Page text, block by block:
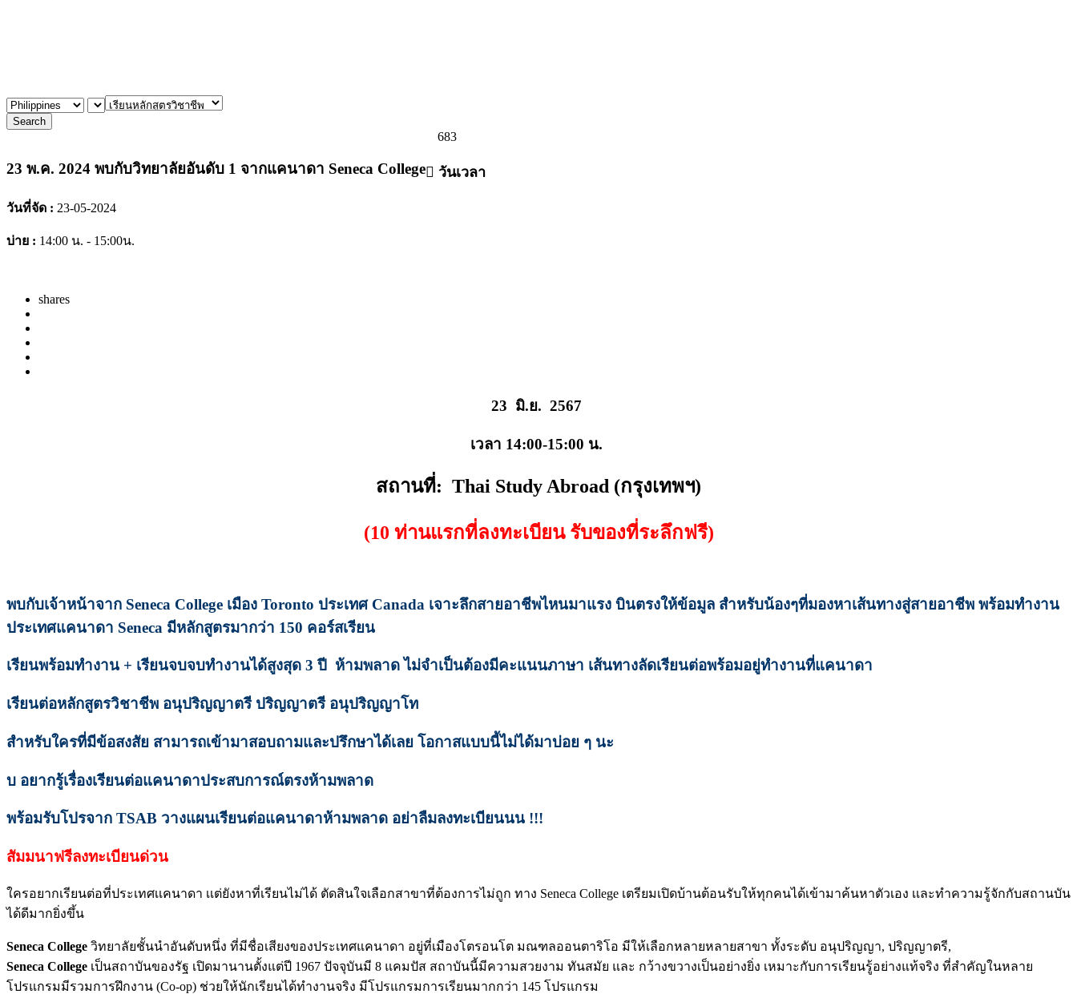
23 พ.ค. 2024 พบกับวิทยาลัยอันดับ 1 จากแคนาดา Seneca College
683
วันเวลา
วันที่จัด : 23-05-2024
บ่าย : 14:00 น. - 15:00น.
shares
23 มิ.ย. 2567
เวลา 14:00-15:00 น.
สถานที่: Thai Study Abroad (กรุงเทพฯ)
(10 ท่านแรกที่ลงทะเบียน รับของที่ระลึกฟรี)
พบกับเจ้าหน้าจาก Seneca College เมือง Toronto ประเทศ Canada เจาะลึกสายอาชีพไหนมาแรง บินตรงให้ข้อมูล สำหรับน้องๆที่มองหาเส้นทางสู่สายอาชีพ พร้อมทำงาน
ประเทศแคนาดา Seneca มีหลักสูตรมากว่า 150 คอร์สเรียน
เรียนพร้อมทำงาน + เรียนจบจบทำงานได้สูงสุด 3 ปี ห้ามพลาด ไม่จำเป็นต้องมีคะแนนภาษา เส้นทางลัดเรียนต่อพร้อมอยู่ทำงานที่แคนาดา
เรียนต่อหลักสูตรวิชาชีพ อนุปริญญาตรี ปริญญาตรี อนุปริญญาโท
สำหรับใครที่มีข้อสงสัย สามารถเข้ามาสอบถามและปรึกษาได้เลย โอกาสแบบนี้ไม่ได้มาบ่อย ๆ นะ
บ อยากรู้เรื่องเรียนต่อแคนาดาประสบการณ์ตรงห้ามพลาด
พร้อมรับโปรจาก TSAB วางแผนเรียนต่อแคนาดาห้ามพลาด อย่าลืมลงทะเบียนนน !!!
สัมมนาฟรีลงทะเบียนด่วน
ใครอยากเรียนต่อที่ประเทศเเคนาดา เเต่ยังหาที่เรียนไม่ได้ ตัดสินใจเลือกสาขาที่ต้องการไม่ถูก ทาง Seneca College เตรียมเปิดบ้านต้อนรับให้ทุกคนได้เข้ามาค้นหาตัวเอง เเละทำความรู้จักกับสถานบัน
ได้ดีมากยิ่งขึ้น
Seneca College วิทยาลัยชั้นนำอันดับหนึ่ง ที่มีชื่อเสียงของประเทศแคนาดา อยู่ที่เมืองโตรอนโต มณฑลออนตาริโอ มีให้เลือกหลายหลายสาขา ทั้งระดับ อนุปริญญา, ปริญญาตรี,
Seneca College เป็นสถาบันของรัฐ เปิดมานานตั้งแต่ปี 1967 ปัจจุบันมี 8 แคมปัส สถาบันนี้มีความสวยงาม ทันสมัย และ กว้างขวางเป็นอย่างยิ่ง เหมาะกับการเรียนรู้อย่างแท้จริง ที่สำคัญในหลาย
โปรแกรมมีรวมการฝึกงาน (Co-op) ช่วยให้นักเรียนได้ทำงานจริง มีโปรแกรมการเรียนมากกว่า 145 โปรแกรม